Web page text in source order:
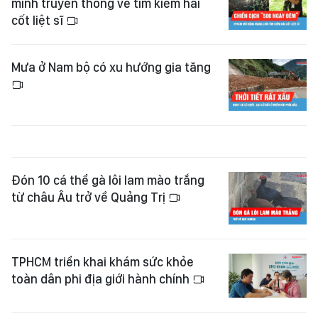
minh truyền thông về tìm kiếm hài
cốt liệt sĩ
Mưa ở Nam bộ có xu hướng gia tăng
Đón 10 cá thể gà lôi lam mào trắng
từ châu Âu trở về Quảng Trị
TPHCM triển khai khám sức khỏe
toàn dân phi địa giới hành chính